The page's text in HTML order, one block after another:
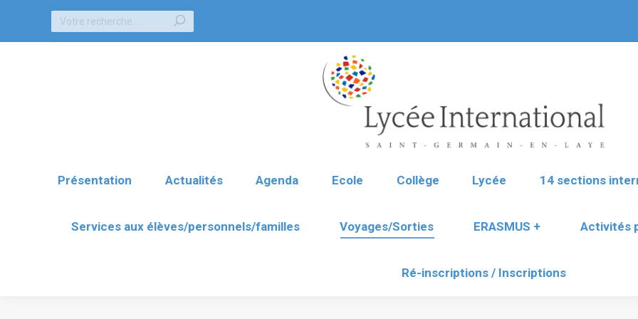
Recherche
:
Présentation Actualités Agenda Ecole Collège Lycée 14 sections
Services aux élèves/personnels/familles Voyages/Sorties ERASMUS + Activités
Ré-inscriptions / Inscriptions
Présentation Actualités
Voyages/Sorties
Ré-inscriptions / Inscriptions